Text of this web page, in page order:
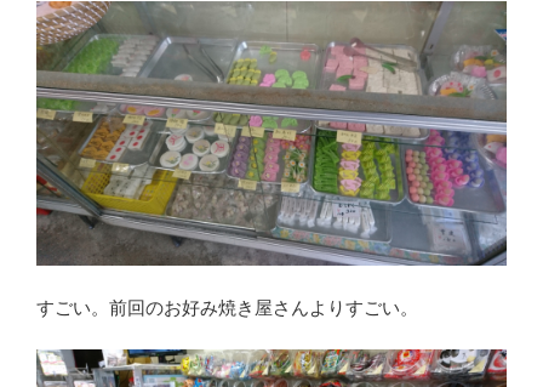
すごい。前回のお好み焼き屋さんよりすごい。